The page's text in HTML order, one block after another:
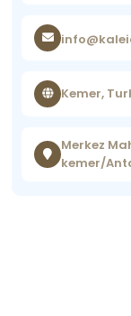
Kemer,
Merkez
kemer/